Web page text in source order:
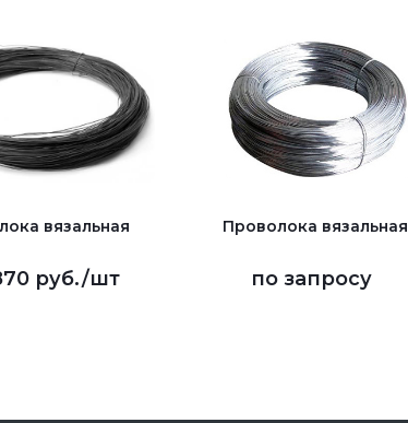
вязальная
руб./шт
Проволока вязальная
по запросу